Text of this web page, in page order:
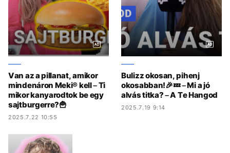
Van az a pillanat, amikor
mindenáron Meki® kell – Ti
mikor kanyarodtok be egy
sajtburgerre?🍟
2025.7.22 10:55
Bulizz okosan, pihenj
okosabban!🎉💤 – Mi a jó
alvás titka? – A Te Hangod
2025.7.19 9:14